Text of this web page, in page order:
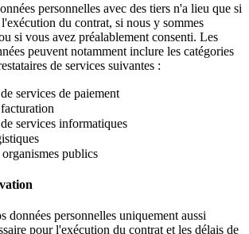
personnelles avec des tiers n'a lieu que si
l'exécution du contrat, si nous y sommes
si vous avez préalablement consenti. Les
peuvent notamment inclure les catégories
de services suivantes :
services de paiement
services informatiques
publics
données personnelles uniquement aussi
pour l'exécution du contrat et les délais de